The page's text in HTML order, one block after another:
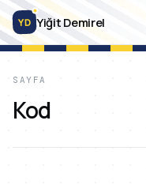
YD Yiğit Demirel
SAYFA
Kod